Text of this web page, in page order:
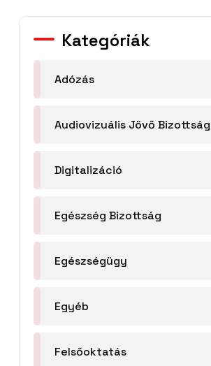
Kategóriák
Adózás
Audiovizuális Jövő Bizottság
Digitalizáció
Egészség Bizottság
Egészségügy
Egyéb
Felsőoktatás